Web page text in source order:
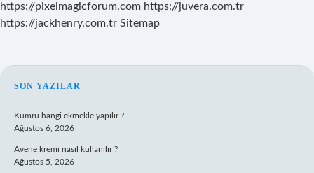
https://pixelmagicforum.com https://juvera.com.tr
https://jackhenry.com.tr Sitemap
SIDEBAR
SON YAZILAR
Kumru hangi ekmekle yapılır ?
Ağustos 6, 2026
Avene kremi nasıl kullanılır ?
Ağustos 5, 2026